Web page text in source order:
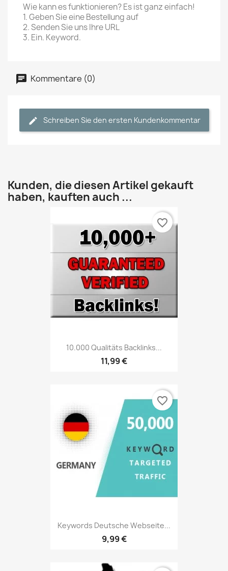
Wie kann es funktionieren? Es ist ganz einfach!
1. Geben Sie eine Bestellung auf
2. Senden Sie uns Ihre URL
3. Ein. Keyword.
Kommentare (0)
Schreiben Sie den ersten Kundenkommentar
Kunden, die diesen Artikel gekauft
haben, kauften auch ...
10.000 Qualitäts Backlinks...
11,99 €
favorite_border
Keywords Deutsche Webseite...
9,99 €
favorite_border